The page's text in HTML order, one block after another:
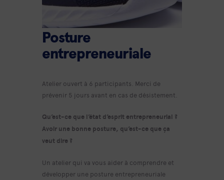
Posture
entrepreneuriale
Atelier ouvert à 6 participants. Merci de
prévenir 5 jours avant en cas de désistement.
Qu’est-ce que l’état d’esprit entrepreneurial ?
Avoir une bonne posture, qu’est-ce que ça
veut dire ?
Un atelier qui va vous aider à comprendre et
développer une posture entrepreneuriale